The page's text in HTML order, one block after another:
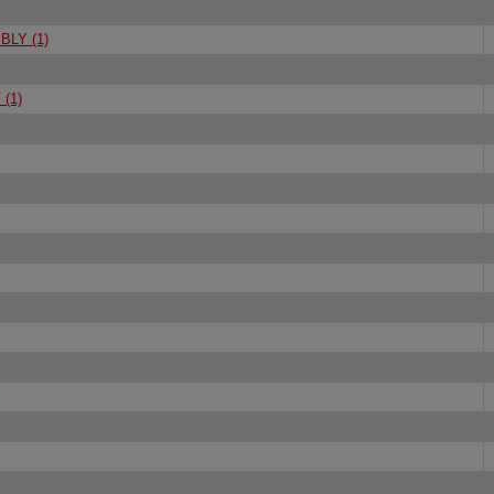
(1)
(1)